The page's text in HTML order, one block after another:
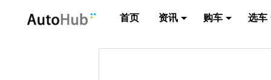
首页 资讯 购车 选车